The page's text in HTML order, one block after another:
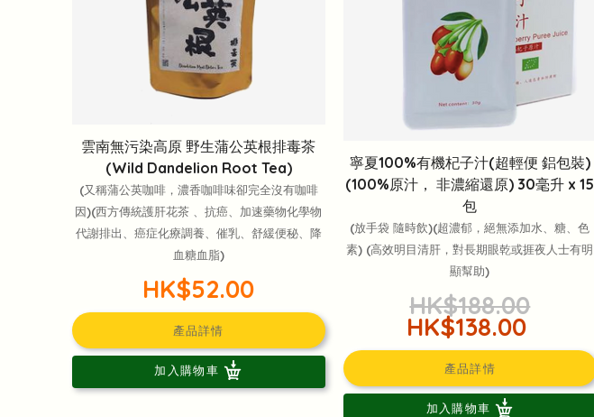
雲南無污染高原 野生蒲公英根排毒茶
(Wild Dandelion Root Tea)
(又稱蒲公英咖啡，濃香咖啡味卻完全沒有咖啡
因)(西方傳統護肝花茶 、抗癌、加速藥物化學物
代謝排出、癌症化療調養、催乳、舒緩便秘、降
血糖血脂)
HK$52.00
產品詳情
加入購物車
寧夏100%有機杞子汁(超輕便 鋁包裝)
(100%原汁， 非濃縮還原) 30毫升 x 15
包
(放手袋 隨時飲)(超濃郁，絕無添加水、糖、色
素) (高效明目清肝，對長期眼乾或捱夜人士有明
顯幫助)
HK$188.00
HK$138.00
產品詳情
加入購物車